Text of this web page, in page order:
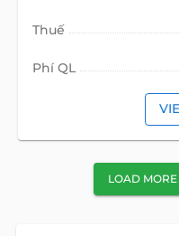
Thuế
Phí QL
LOAD MORE